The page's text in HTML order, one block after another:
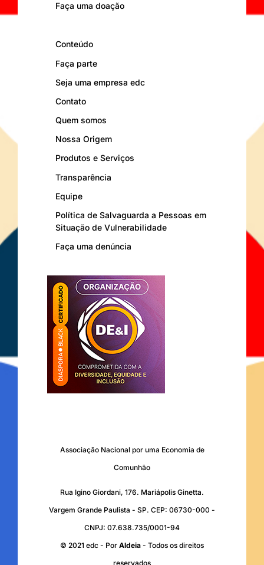
Faça uma doação
Conteúdo
Faça parte
Seja uma empresa edc
Contato
Quem somos
Nossa Origem
Produtos e Serviços
Transparência
Equipe
Política de Salvaguarda a Pessoas em
Situação de Vulnerabilidade
Faça uma denúncia
Associação Nacional por uma Economia de
Comunhão
Rua Igino Giordani, 176. Mariápolis Ginetta.
Vargem Grande Paulista - SP. CEP: 06730-000 -
CNPJ: 07.638.735/0001-94
© 2021 edc - Por Aldeia - Todos os direitos
reservados